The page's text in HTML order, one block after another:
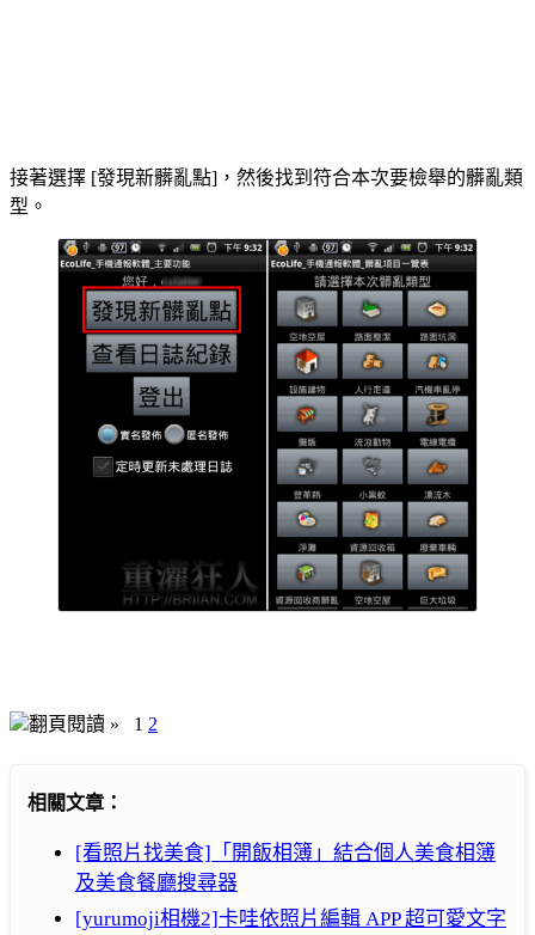
接著選擇 [發現新髒亂點]，然後找到符合本次要檢舉的髒亂類
型。
翻頁閱讀 » 1 2
相關文章：
[看照片找美食]「開飯相簿」結合個人美食相簿
及美食餐廳搜尋器
[yurumoji相機2]卡哇依照片編輯 APP 超可愛文字